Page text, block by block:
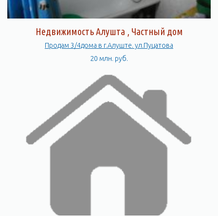
Недвижимость Алушта , Частный дом
Продам 3/4дома в г.Алуште. ул.Пуцатова
20 млн. руб.